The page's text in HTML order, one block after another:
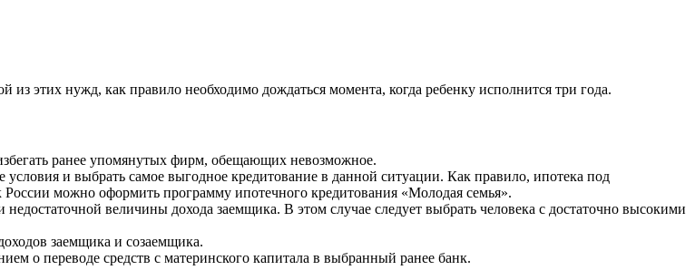
из этих нужд, как правило необходимо дождаться момента, когда ребенку исполнится три года.
ранее упомянутых фирм, обещающих невозможное.
и выбрать самое выгодное кредитование в данной ситуации. Как правило, ипотека под
можно оформить программу ипотечного кредитования «Молодая семья».
величины дохода заемщика. В этом случае следует выбрать человека с достаточно высокими
заемщика и созаемщика.
о переводе средств с материнского капитала в выбранный ранее банк.